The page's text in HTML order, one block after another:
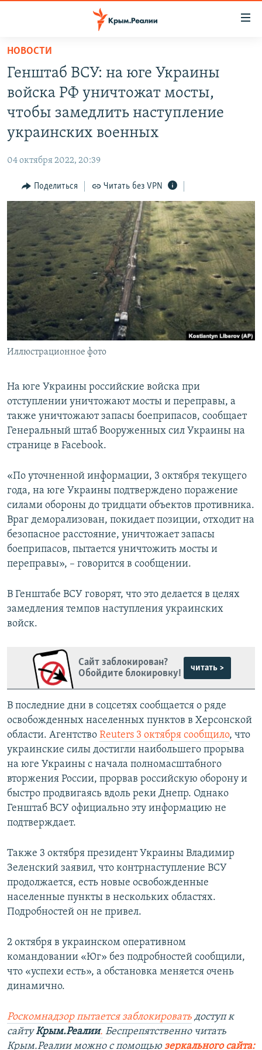
Вернуться
основному
содержанию
Вернутся
главной
Вернутся
поиску
СПЕЦПРОЕКТЫ
ГРУЗ 200
ВОДА
ИНТЕРАКТИВ
ИНФОГРАФИКА
ТЕЛЕПРОЕКТ КРЫМ.РЕАЛИИ
СОВЕТЫ ПРАВОЗАЩИТНИКОВ
ПРОПАВШИЕ БЕЗ ВЕСТИ
ПОБЕДИТЕЛЕЙ НЕ СУДЯТ?
КРЫМ.НЕПОКОРЕННЫЙ
ELIFBE
УКРАИНСКАЯ ПРОБЛЕМА КРЫМА
РАДІО СВОБОДА
КАК ОБОЙТИ БЛОКИРОВКУ
Українською
Qırımtatar
ПРИСОЕДИНЯЙТЕСЬ!
Все сайты RFE/RL
НОВОСТИ
Генштаб ВСУ: на юге Украины
войска РФ уничтожат мосты,
чтобы замедлить наступление
украинских военных
04 октября 2022, 20:39
Поделиться Читать без VPN
Иллюстрационное фото
На юге Украины российские войска при
отступлении уничтожают мосты и переправы, а
также уничтожают запасы боеприпасов, сообщает
Генеральный штаб Вооруженных сил Украины на
странице в Facebook.
«По уточненной информации, 3 октября текущего
года, на юге Украины подтверждено поражение
силами обороны до тридцати объектов противника.
Враг деморализован, покидает позиции, отходит на
безопасное расстояние, уничтожает запасы
боеприпасов, пытается уничтожить мосты и
переправы», – говорится в сообщении.
В Генштабе ВСУ говорят, что это делается в целях
замедления темпов наступления украинских
войск.
Сайт заблокирован?
Обойдите блокировку!
читать >
В последние дни в соцсетях сообщается о ряде
освобожденных населенных пунктов в Херсонской
области. Агентство Reuters 3 октября сообщило, что
украинские силы достигли наибольшего прорыва
на юге Украины с начала полномасштабного
вторжения России, прорвав российскую оборону и
быстро продвигаясь вдоль реки Днепр. Однако
Генштаб ВСУ официально эту информацию не
подтверждает.
Также 3 октября президент Украины Владимир
Зеленский заявил, что контрнаступление ВСУ
продолжается, есть новые освобожденные
населенные пункты в нескольких областях.
Подробностей он не привел.
2 октября в украинском оперативном
командовании «Юг» без подробностей сообщили,
что «успехи есть», а обстановка меняется очень
динамично.
Роскомнадзор пытается заблокировать доступ к
сайтуКрым.Реалии. Беспрепятственно читать
Крым.Реалии можно с помощью зеркального сайта: